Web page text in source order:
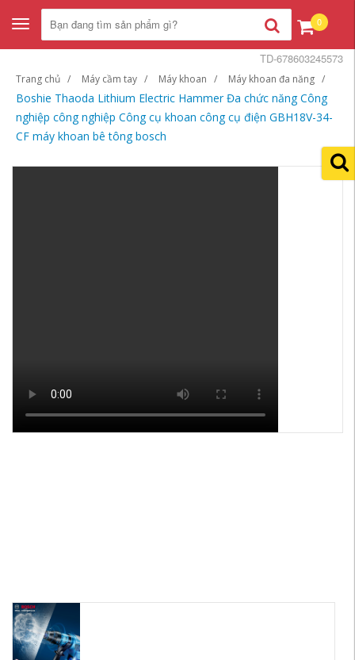
Toggle
navigation
0
Trang chủ Máy cầm tay Máy khoan Máy khoan đa năng
Boshie Thaoda Lithium Electric Hammer Đa chức năng Công
nghiệp công nghiệp Công cụ khoan công cụ điện GBH18V-34-
CF máy khoan bê tông bosch
TD-678603245573